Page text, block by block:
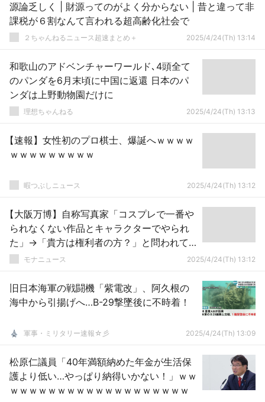
源論乏しく | 財源ってのがよく分からない | 昔と違って非
課税が６割なんて言われる超高齢化社会で
２ちゃんねるニュース超速まとめ＋ 2025/4/24(Th) 13:14
和歌山のアドベンチャーワールド､4頭全て
のパンダを6月末頃に中国に返還 日本のパ
ンダは上野動物園だけに
理想ちゃんねる 2025/4/24(Th) 13:13
【速報】女性初のプロ棋士、爆誕へｗｗｗｗ
ｗｗｗｗｗｗｗｗｗ
暇つぶしニュース 2025/4/24(Th) 13:12
【大阪万博】自称写真家「コスプレで一番や
られなくない作品とキャラクターでやられ
た」→「貴方は権利者の方？」と問われて
「日本語の勉強頑張ってください✨」と意味
モナニュース 2025/4/24(Th) 13:12
旧日本海軍の戦闘機「紫電改」、阿久根の
海中から引揚げへ…B-29撃墜後に不時着！
軍事・ミリタリー速報☆彡 2025/4/24(Th) 13:09
松原仁議員「40年満額納めた年金が生活保
護より低い…やっぱり納得いかない！」ｗｗ
ｗｗｗｗｗｗｗｗｗｗｗｗｗｗｗｗｗｗｗ